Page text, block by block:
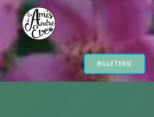
BILLETERIE